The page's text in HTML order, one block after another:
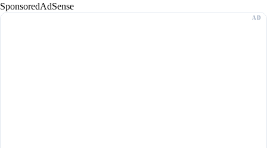
SponsoredAdSense